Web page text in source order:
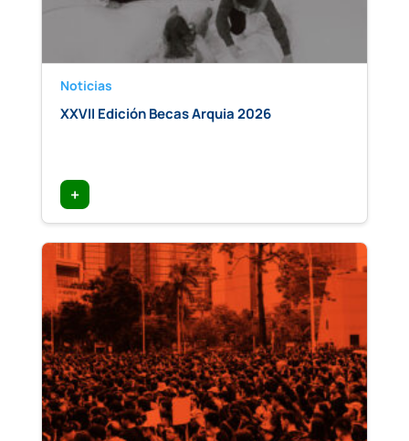
Noticias
XXVII Edición Becas Arquia 2026
+